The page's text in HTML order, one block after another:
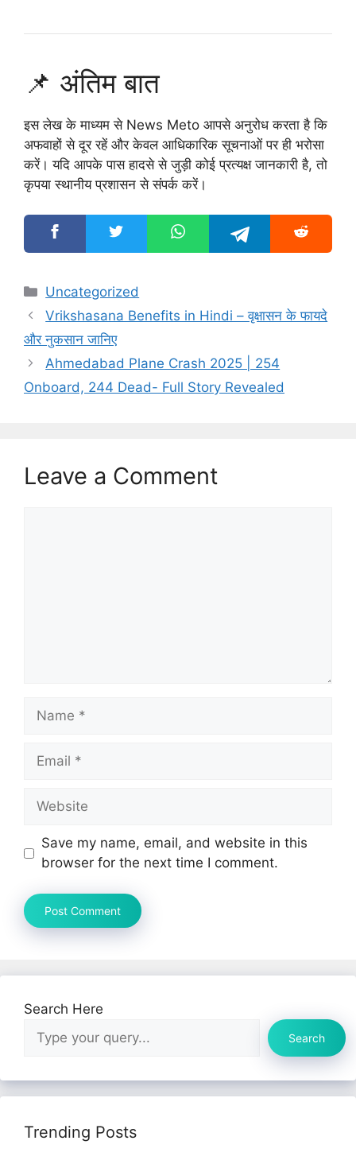
📌 अंतिम बात
इस लेख के माध्यम से News Meto आपसे अनुरोध करता है कि
अफवाहों से दूर रहें और केवल आधिकारिक सूचनाओं पर ही भरोसा
करें। यदि आपके पास हादसे से जुड़ी कोई प्रत्यक्ष जानकारी है, तो
कृपया स्थानीय प्रशासन से संपर्क करें।
Categories
Uncategorized
Vrikshasana Benefits in Hindi – वृक्षासन के फायदे
और नुकसान जानिए
Ahmedabad Plane Crash 2025 | 254
Onboard, 244 Dead- Full Story Revealed
Leave a Comment
Name
Email
Website
Save my name, email, and website in this
browser for the next time I comment.
Search Here
Search
Trending Posts